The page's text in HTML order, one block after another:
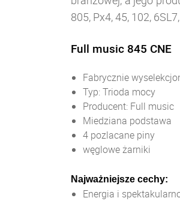
805, Px4, 45, 102,
Full music 845 CNE
Fabrycznie
Typ: Trioda mocy
Producent: Full music
Miedziana podstawa
4 pozlacane piny
węglowe żarniki
Najważniejsze cechy:
Energia i